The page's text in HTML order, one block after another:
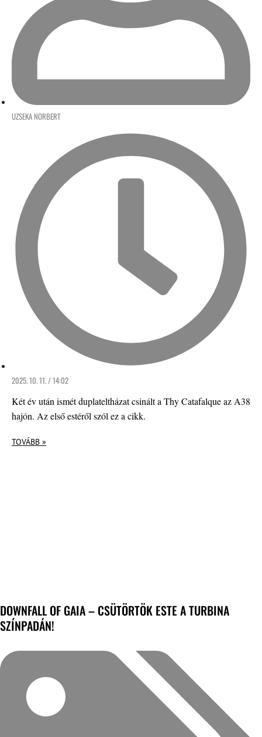
UZSEKA NORBERT
2025. 10. 11. / 14:02
Két év után ismét duplateltházat csinált a Thy Catafalque az A38
hajón. Az első estéről szól ez a cikk.
TOVÁBB »
DOWNFALL OF GAIA – CSÜTÖRTÖK ESTE A TURBINA
SZÍNPADÁN!